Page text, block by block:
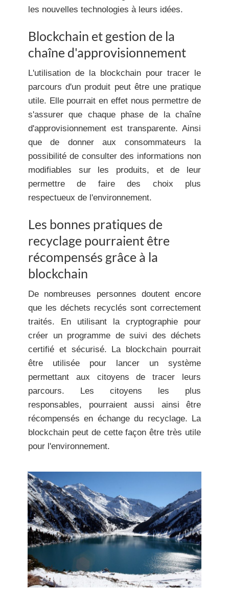
les nouvelles technologies à leurs idées.
Blockchain et gestion de la
chaîne d'approvisionnement
L'utilisation de la blockchain pour tracer le
parcours d'un produit peut être une pratique
utile. Elle pourrait en effet nous permettre de
s'assurer que chaque phase de la chaîne
d'approvisionnement est transparente. Ainsi
que de donner aux consommateurs la
possibilité de consulter des informations non
modifiables sur les produits, et de leur
permettre de faire des choix plus
respectueux de l'environnement.
Les bonnes pratiques de
recyclage pourraient être
récompensés grâce à la
blockchain
De nombreuses personnes doutent encore
que les déchets recyclés sont correctement
traités. En utilisant la cryptographie pour
créer un programme de suivi des déchets
certifié et sécurisé. La blockchain pourrait
être utilisée pour lancer un système
permettant aux citoyens de tracer leurs
parcours. Les citoyens les plus
responsables, pourraient aussi ainsi être
récompensés en échange du recyclage. La
blockchain peut de cette façon être très utile
pour l'environnement.